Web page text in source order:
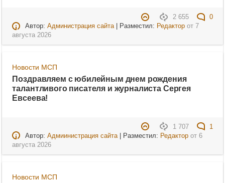
2 655
0
Автор: Администрация сайта| Разместил: Редакторот 7
августа 2026
Новости МСП
Поздравляем с юбилейным днем рождения
талантливого писателя и журналиста Сергея
Евсеева!
1 707
1
Автор: Адмиинистрация сайта| Разместил: Редакторот 6
августа 2026
Новости МСП